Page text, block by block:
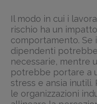
Il modo in cui i
rischio ha un
comportamento. Se
dipendenti
necessarie, mentre
potrebbe portare a
stress e ansia
le organizzazioni